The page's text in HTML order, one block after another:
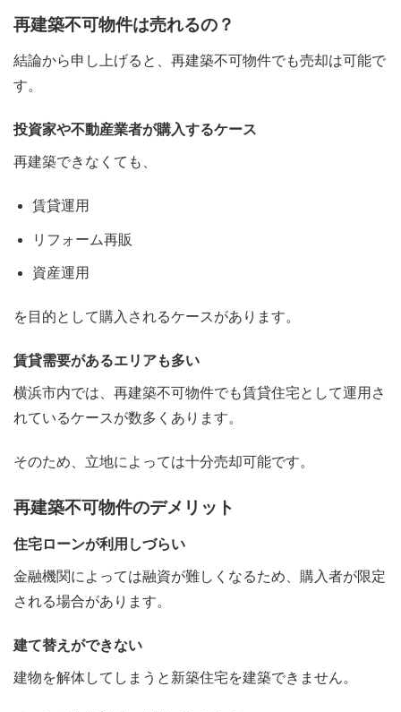
再建築不可物件は売れるの？
結論から申し上げると、再建築不可物件でも売却は可能で
す。
投資家や不動産業者が購入するケース
再建築できなくても、
賃貸運用
リフォーム再販
資産運用
を目的として購入されるケースがあります。
賃貸需要があるエリアも多い
横浜市内では、再建築不可物件でも賃貸住宅として運用さ
れているケースが数多くあります。
そのため、立地によっては十分売却可能です。
再建築不可物件のデメリット
住宅ローンが利用しづらい
金融機関によっては融資が難しくなるため、購入者が限定
される場合があります。
建て替えができない
建物を解体してしまうと新築住宅を建築できません。